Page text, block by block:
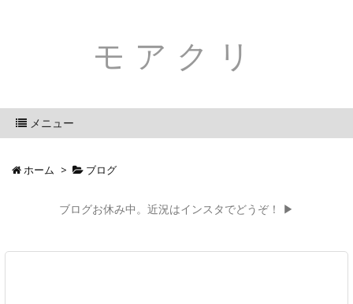
モアクリ
メニュー
ホーム > ブログ
ブログお休み中。近況はインスタでどうぞ！ ▶